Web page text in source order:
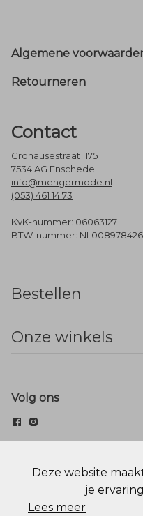
Footer
Algemene
Retourneren
Contact
Gronausestraat 1175
7534 AG Enschede
info@mengermode.nl
(053) 461 14 73
KvK-nummer: 06063127
BTW-nummer:
Bestellen
Onze winkels
Volg ons
© Menger Mode
Cookie statement Privacy
Deze website
je
Lees meer